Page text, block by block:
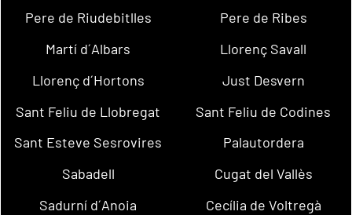
Pere de Riudebitlles
Pere de Ribes
Martí d´Albars
Llorenç Savall
Llorenç d´Hortons
Just Desvern
Sant Feliu de Llobregat
Sant Feliu de Codines
Sant Esteve Sesrovires
Palautordera
Sabadell
Cugat del Vallès
Sadurní d´Anoia
Cecília de Voltregà